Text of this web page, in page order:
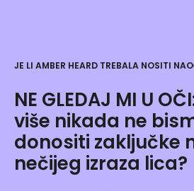
JE LI AMBER HEARD TREBALA NOSITI
NE GLEDAJ MI U
više nikada ne
donositi zaključke
nečijeg izraza lica?